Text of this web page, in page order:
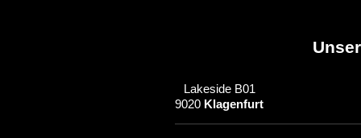
Lakeside B01
9020 Klagenfurt